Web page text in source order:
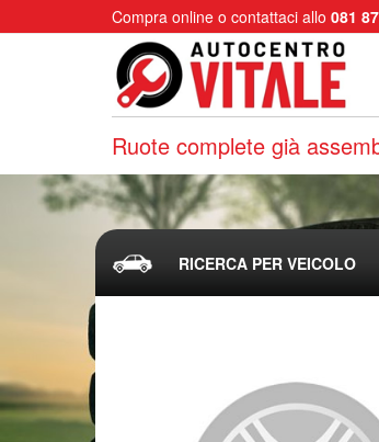
Compra online o contattaci allo 081
Ruote complete già
RICERCA PER VEICOLO